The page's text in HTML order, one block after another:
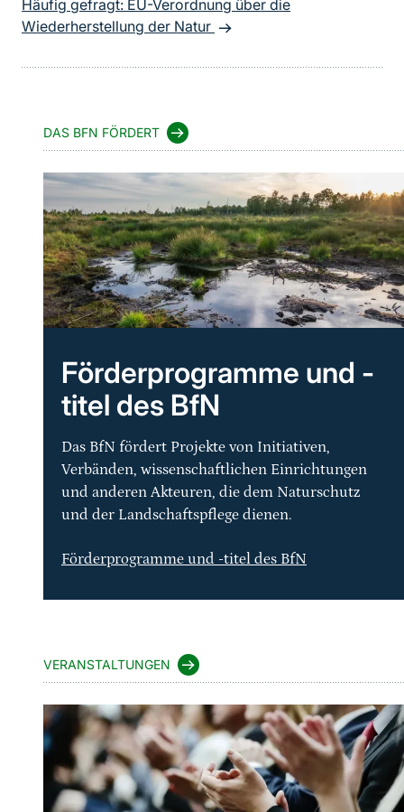
Häufig gefragt: EU-Verordnung über die
Wiederherstellung der Natur
DAS BFN FÖRDERT
Förderprogramme und -
titel des BfN
Das BfN fördert Projekte von Initiativen,
Verbänden, wissenschaftlichen Einrichtungen
und anderen Akteuren, die dem Naturschutz
und der Landschaftspflege dienen.
Förderprogramme und -titel des BfN
VERANSTALTUNGEN